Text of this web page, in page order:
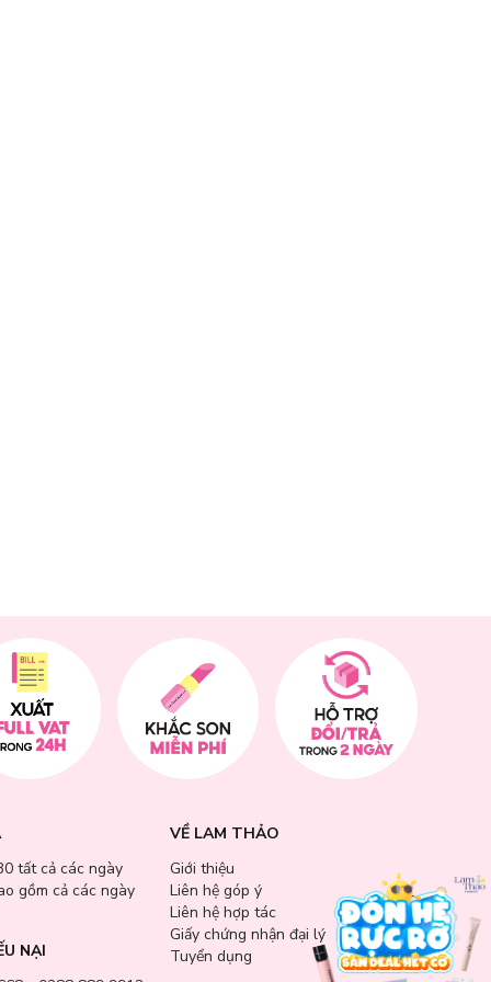
tất cả các ngày
gồm cả các ngày
NẠI
VỀ LAM THẢO
Giới thiệu
Liên hệ góp ý
Liên hệ hợp tác
Giấy chứng nhận đại lý
Tuyển dụng